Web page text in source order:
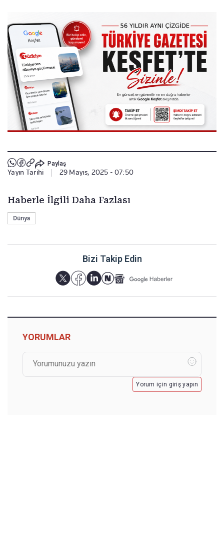
Paylaş
Yayın Tarihi 29 Mayıs, 2025 - 07:50
Haberle İlgili Daha Fazlası
Dünya
Bizi Takip Edin
YORUMLAR
Yorum için giriş yapın